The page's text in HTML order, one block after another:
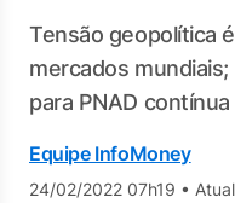
Tensão geopolítica
mercados
para PNAD
Equipe InfoMoney
24/02/2022 07h19 •